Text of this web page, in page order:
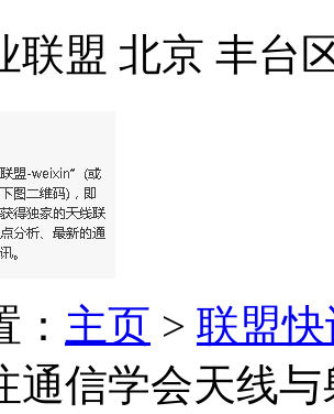
联盟 北京 丰台
主页 > 联盟
通信学会天线